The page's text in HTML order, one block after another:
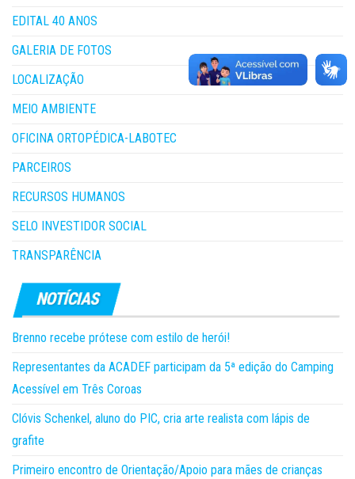
EDITAL 40 ANOS
GALERIA DE FOTOS
LOCALIZAÇÃO
MEIO AMBIENTE
OFICINA ORTOPÉDICA-LABOTEC
PARCEIROS
RECURSOS HUMANOS
SELO INVESTIDOR SOCIAL
TRANSPARÊNCIA
Brenno recebe prótese com estilo de herói!
Representantes da ACADEF participam da 5ª edição do Camping
Acessível em Três Coroas
Clóvis Schenkel, aluno do PIC, cria arte realista com lápis de
grafite
Primeiro encontro de Orientação/Apoio para mães de crianças